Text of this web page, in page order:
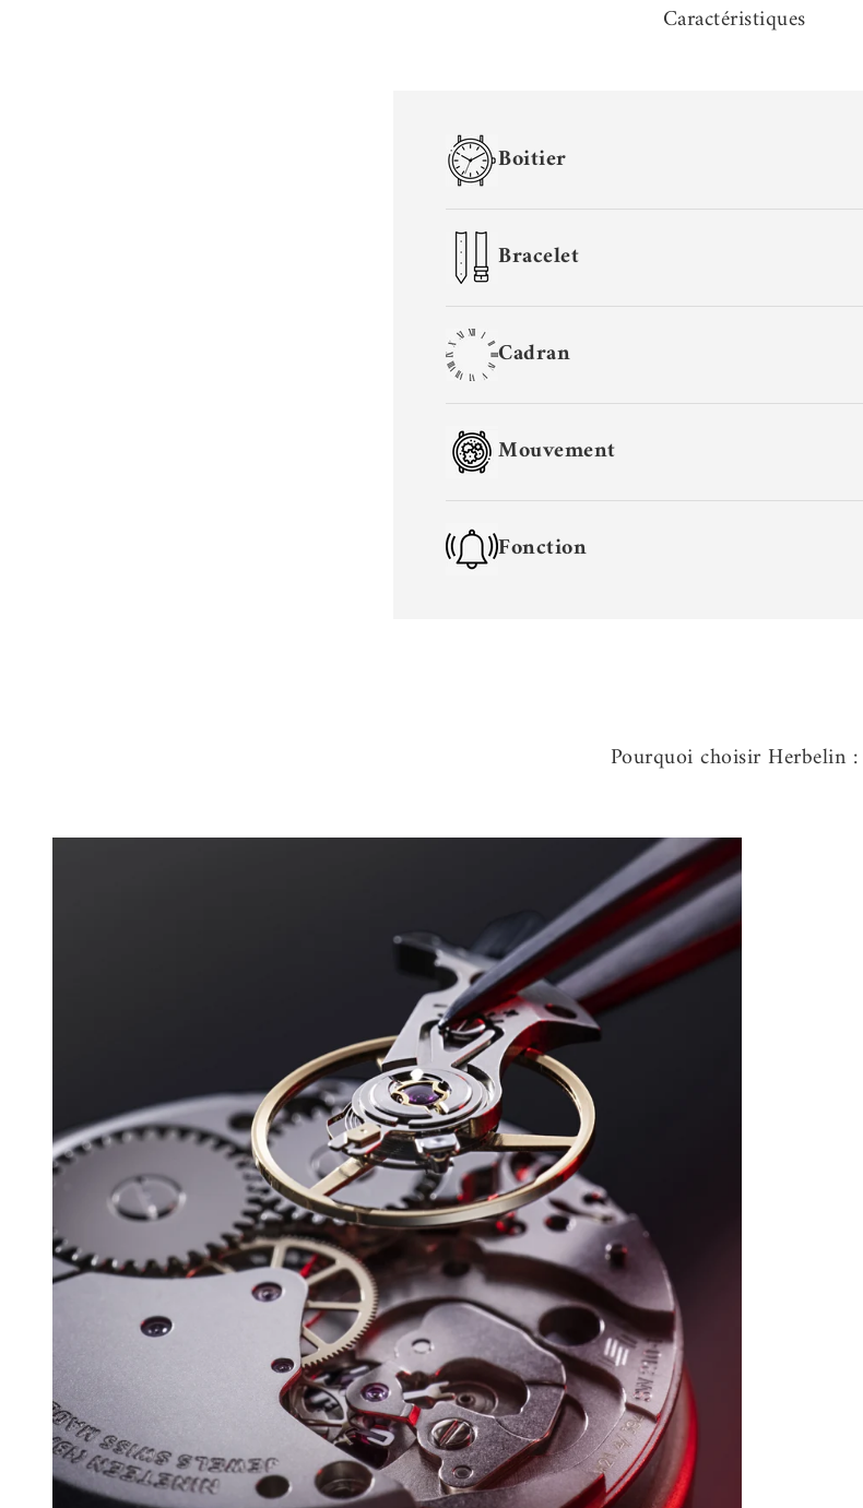
Caractéristiques
Boitier
Bracelet
Cadran
Mouvement
Fonction
Pourquoi choisir Herbelin :